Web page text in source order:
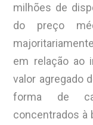
milhões de
do preço
em relação ao
valor agregado
forma de
concentrados à